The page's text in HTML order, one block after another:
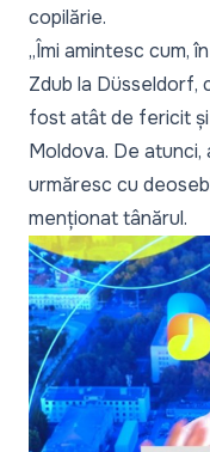
copilărie.
„Îmi amintesc cum,
Zdub la Düsseldorf,
fost atât de fericit și
Moldova. De
urmăresc cu
menționat tânărul.